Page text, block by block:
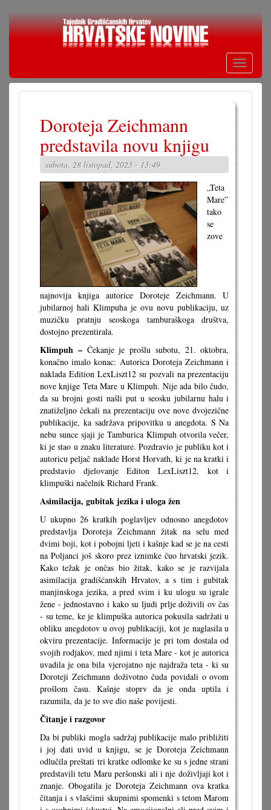
Skoči
Toggle
Doroteja Zeichmann
predstavila novu knjigu
subota, 28 listopad, 2023 - 13:49
„Teta
Mare”
tako
se
zove
najnovija knjiga autorice Doroteje Zeichmann. U
jubilarnoj hali Klimpuha je ovu novu publikaciju, uz
muzičku pratnju seoskoga tamburaškoga društva,
dostojno prezentirala.
Klimpuh –Čekanje je prošlu subotu, 21. oktobra,
konačno imalo konac: Autorica Doroteja Zeichmann i
naklada Edition LexLiszt12 su pozvali na prezentaciju
nove knjige Teta Mare u Klimpuh. Nije ada bilo čudo,
da su brojni gosti našli put u seosku jubilarnu halu i
znatiželjno čekali na prezentaciju ove nove dvojezične
publikacije, ka sadržava pripovitku u anegdota. S Na
nebu sunce sjaji je Tamburica Klimpuh otvorila večer,
ki je stao u znaku literature. Pozdravio je publiku kot i
autoricu peljač naklade Horst Horvath, ki je na kratki i
predstavio djelovanje Editon LexLiszt12, kot i
klimpuški načelnik Richard Frank.
Asimilacija, gubitak jezika i uloga žen
U ukupno 26 kratkih poglavljev odnosno anegdotov
predstavlja Doroteja Zeichmann žitak na selu med
dvimi boji, kot i pobojni ljeti i kašnje kad se je na cesti
na Poljanci još skoro prez iznimke čuo hrvatski jezik.
Kako težak je ončas bio žitak, kako se je razvijala
asimilacija gradišćanskih Hrvatov, a s tim i gubitak
manjinskoga jezika, a pred svim i ku ulogu su igrale
žene - jednostavno i kako su ljudi prlje doživili ov čas
- su teme, ke je klimpuška autorica pokusila sadržati u
obliku anegdotov u ovoj publikaciji, kot je naglasila u
okviru prezentacije. Informacije je pri tom dostala od
svojih rodjakov, med njimi i teta Mare - kot je autorica
uvadila je ona bila vjerojatno nje najdraža teta - ki su
Doroteji Zeichmann doživotno čuda povidali o ovom
prošlom času. Kašnje stoprv da je onda uptila i
razumila, da je to sve dio naše povijesti.
Čitanje i razgovor
Da bi publiki mogla sadržaj publikacije malo približiti
i joj dati uvid u knjigu, se je Doroteja Zeichmann
odlučila preštati tri kratke odlomke ke su s jedne strani
predstavili tetu Maru peršonski ali i nje doživljaji kot i
znanje. Obogatila je Doroteja Zeichmann ova kratka
čitanja i s vlašćimi skupnimi spomenki s tetom Marom